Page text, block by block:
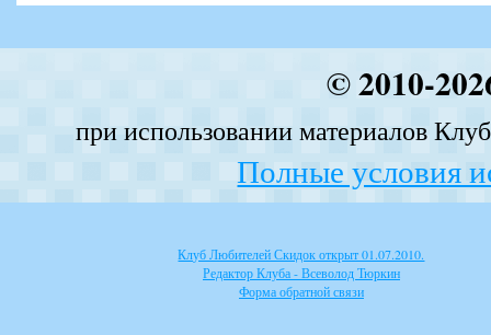
© 2010-
при использовании материалов
Полные условия
Клуб Любителей Скидок открыт 01.07.2010.
Редактор Клуба - Всеволод Тюркин
Форма обратной связи